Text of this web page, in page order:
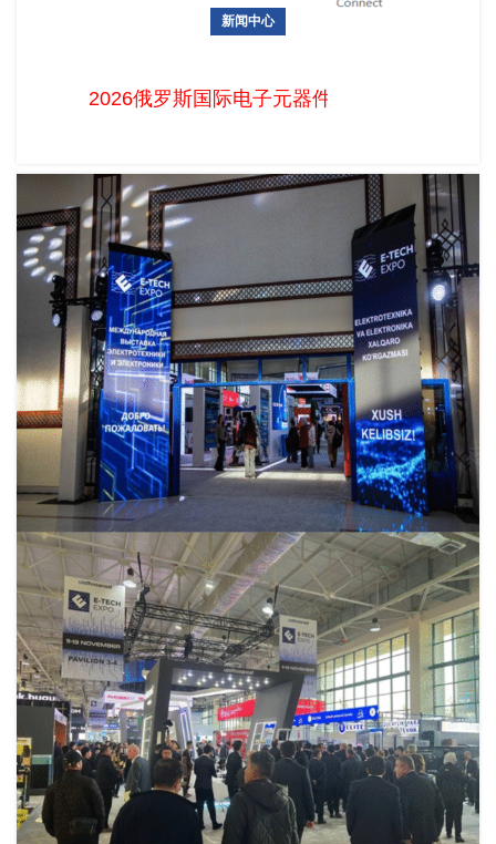
新闻中心
2026俄罗斯国际电子元器件展圆满落幕，